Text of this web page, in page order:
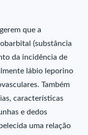
que a
(substância
da incidência de
lábio leporino
Também
características
e dedos
uma relação